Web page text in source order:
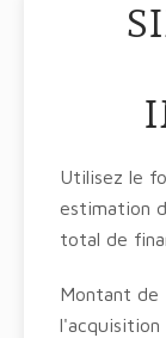
Utilisez le
estimation
total de
Montant de
l'acquisition